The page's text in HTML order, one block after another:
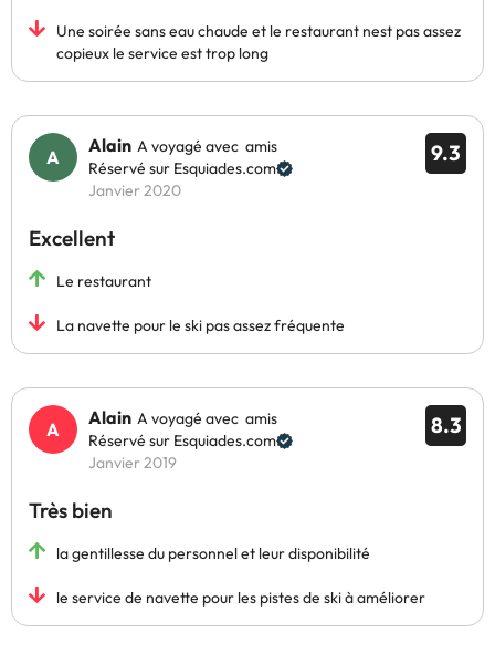
Une soirée sans eau chaude et le restaurant nest pas assez
copieux le service est trop long
9.3
Alain A voyagé avec amis
Réservé sur Esquiades.com
Janvier 2020
Excellent
Le restaurant
La navette pour le ski pas assez fréquente
8.3
Alain A voyagé avec amis
Réservé sur Esquiades.com
Janvier 2019
Très bien
la gentillesse du personnel et leur disponibilité
le service de navette pour les pistes de ski à améliorer